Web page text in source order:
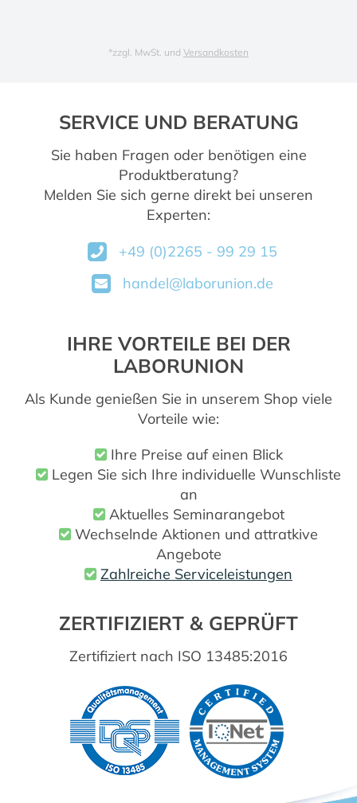
*zzgl. MwSt. und Versandkosten
SERVICE UND BERATUNG
Sie haben Fragen oder benötigen eine
Produktberatung?
Melden Sie sich gerne direkt bei unseren
Experten:
+49 (0)2265 - 99 29 15
handel@laborunion.de
IHRE VORTEILE BEI DER
LABORUNION
Als Kunde genießen Sie in unserem Shop viele
Vorteile wie:
Ihre Preise auf einen Blick
Legen Sie sich Ihre individuelle Wunschliste
an
Aktuelles Seminarangebot
Wechselnde Aktionen und attratkive
Angebote
Zahlreiche Serviceleistungen
ZERTIFIZIERT & GEPRÜFT
Zertifiziert nach ISO 13485:2016